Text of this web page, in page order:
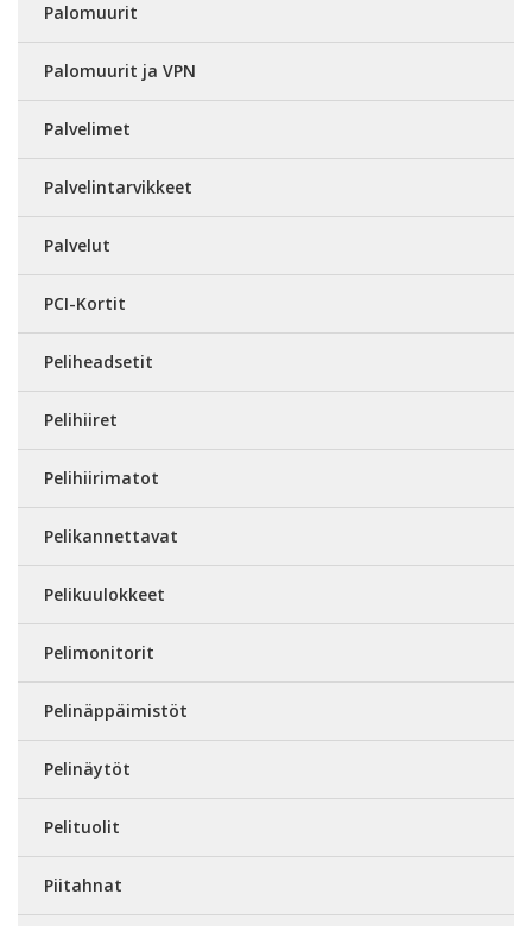
Palomuurit
Palomuurit ja VPN
Palvelimet
Palvelintarvikkeet
Palvelut
PCI-Kortit
Peliheadsetit
Pelihiiret
Pelihiirimatot
Pelikannettavat
Pelikuulokkeet
Pelimonitorit
Pelinäppäimistöt
Pelinäytöt
Pelituolit
Piitahnat